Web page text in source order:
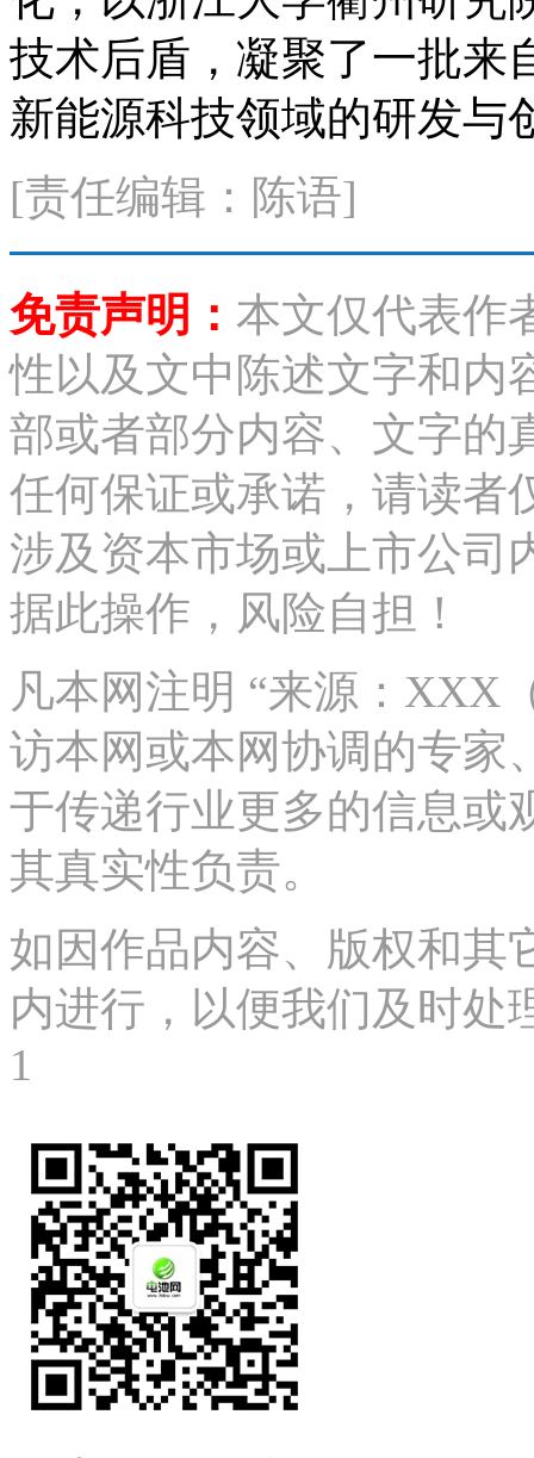
技术后盾，凝聚了一批来
新能源科技领域的研发与
[责任编辑：陈语]
免责声明： 本文仅代表作
性以及文中陈述文字和内
部或者部分内容、文字的
任何保证或承诺，请读者
涉及资本市场或上市公司
据此操作，风险自担！
凡本网注明 “来源：XXX
访本网或本网协调的专家
于传递行业更多的信息或
其真实性负责。
如因作品内容、版权和其
内进行，以便我们及时处
1